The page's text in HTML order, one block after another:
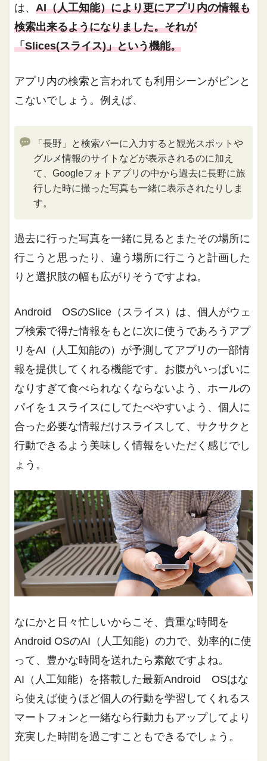
は、AI（人工知能）により更にアプリ内の情報も
検索出来るようになりました。それが
「Slices(スライス)」という機能。
アプリ内の検索と言われても利用シーンがピンと
こないでしょう。例えば、
「長野」と検索バーに入力すると観光スポットや
グルメ情報のサイトなどが表示されるのに加え
て、Googleフォトアプリの中から過去に長野に旅
行した時に撮った写真も一緒に表示されたりしま
す。
過去に行った写真を一緒に見るとまたその場所に
行こうと思ったり、違う場所に行こうと計画した
りと選択肢の幅も広がりそうですよね。
Android OSのSlice（スライス）は、個人がウェ
ブ検索で得た情報をもとに次に使うであろうアプ
リをAI（人工知能の）が予測してアプリの一部情
報を提供してくれる機能です。お腹がいっぱいに
なりすぎて食べられなくならないよう、ホールの
パイを１スライスにしてたべやすいよう、個人に
合った必要な情報だけスライスして、サクサクと
行動できるよう美味しく情報をいただく感じでし
ょう。
なにかと日々忙しいからこそ、貴重な時間を
Android OSのAI（人工知能）の力で、効率的に使
って、豊かな時間を送れたら素敵ですよね。
AI（人工知能）を搭載した最新Android OSはな
ら使えば使うほど個人の行動を学習してくれるス
マートフォンと一緒なら行動力もアップしてより
充実した時間を過ごすこともできるでしょう。